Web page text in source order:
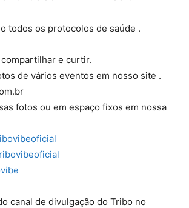
todos os protocolos de saúde .
e curtir.
de vários eventos em nosso site .
fotos ou em espaço fixos em nossa
canal de divulgação do Tribo no